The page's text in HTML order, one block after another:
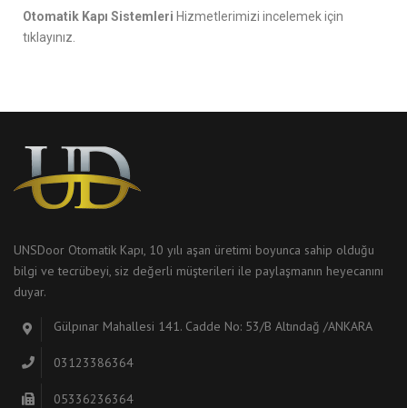
Otomatik Kapı Sistemleri Hizmetlerimizi incelemek için
tıklayınız.
UNSDoor Otomatik Kapı, 10 yılı aşan üretimi boyunca sahip olduğu
bilgi ve tecrübeyi, siz değerli müşterileri ile paylaşmanın heyecanını
duyar.
Gülpınar Mahallesi 141. Cadde No: 53/B Altındağ /ANKARA
03123386364
05336236364